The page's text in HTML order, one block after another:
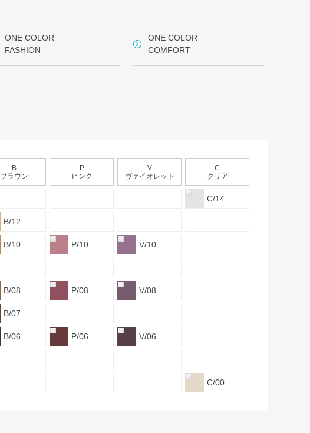
ONE COLOR
FASHION
ONE COLOR
COMFORT
B
ブラウン
P
ピンク
V
ヴァイオレット
C
クリア
C/14
B/12
B/10 P/10 V/10
B/08 P/08 V/08
B/07
B/06 P/06 V/06
C/00